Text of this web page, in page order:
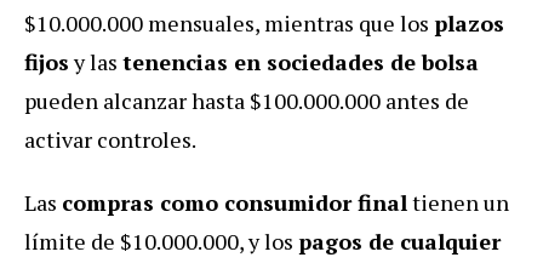
$10.000.000 mensuales, mientras que los plazos
fijosy las tenencias en sociedades de bolsa
pueden alcanzar hasta $100.000.000 antes de
activar controles.
Las compras como consumidor finaltienen un
límite de $10.000.000, y los pagos de cualquier